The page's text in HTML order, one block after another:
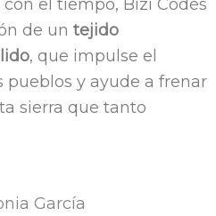
con el tiempo, Bizi Codés
de un tejido
, que impulse el
pueblos y ayude a frenar
sierra que tanto